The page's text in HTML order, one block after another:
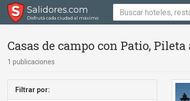
Salidores.com
Disfrutá cada ciudad al máximo
Casas de campo con Patio,
1 publicaciones
Filtrar por: